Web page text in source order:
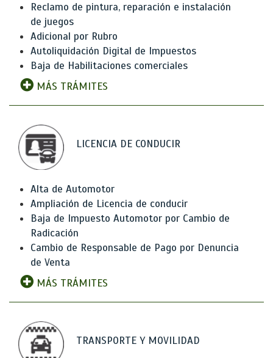
Reclamo de pintura, reparación e instalación
de juegos
Adicional por Rubro
Autoliquidación Digital de Impuestos
Baja de Habilitaciones comerciales
MÁS TRÁMITES
LICENCIA DE CONDUCIR
Alta de Automotor
Ampliación de Licencia de conducir
Baja de Impuesto Automotor por Cambio de
Radicación
Cambio de Responsable de Pago por Denuncia
de Venta
MÁS TRÁMITES
TRANSPORTE Y MOVILIDAD